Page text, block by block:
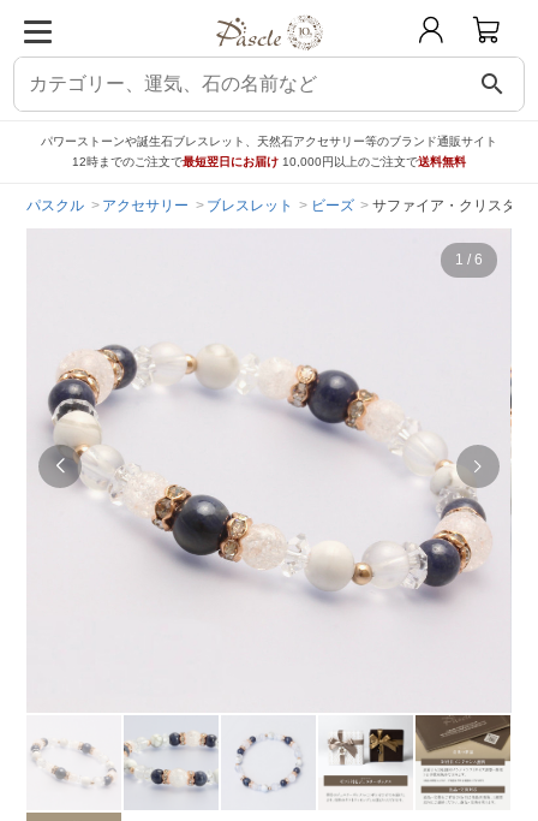
search
パワーストーンや誕生石ブレスレット、天然石アクセサリー等のブランド通販サイト
12時までのご注文で最短翌日にお届け 10,000円以上のご注文で送料無料
パスクル アクセサリー ブレスレット ビーズ サファイア・クリスタル
1 / 6